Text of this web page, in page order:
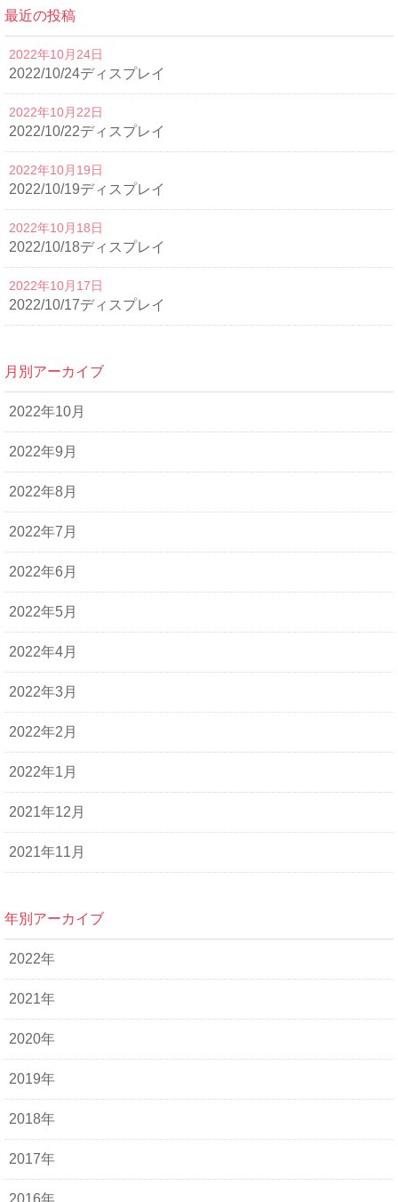
最近の投稿
2022/10/24ディスプレイ
2022年10月24日
2022/10/22ディスプレイ
2022年10月22日
2022/10/19ディスプレイ
2022年10月19日
2022/10/18ディスプレイ
2022年10月18日
2022/10/17ディスプレイ
2022年10月17日
月別アーカイブ
2022年10月
2022年9月
2022年8月
2022年7月
2022年6月
2022年5月
2022年4月
2022年3月
2022年2月
2022年1月
2021年12月
2021年11月
年別アーカイブ
2022年
2021年
2020年
2019年
2018年
2017年
2016年